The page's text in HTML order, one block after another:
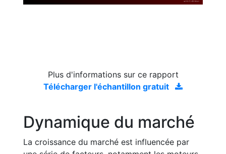
Plus d'informations sur ce rapport
Télécharger l'échantillon gratuit
Dynamique du marché
La croissance du marché est influencée par